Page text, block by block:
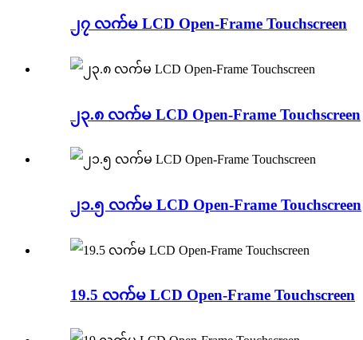
၂၇ လက်မ LCD Open-Frame Touchscreen
၂၃.၈ လက်မ LCD Open-Frame Touchscreen
၂၁.၅ လက်မ LCD Open-Frame Touchscreen
19.5 လက်မ LCD Open-Frame Touchscreen